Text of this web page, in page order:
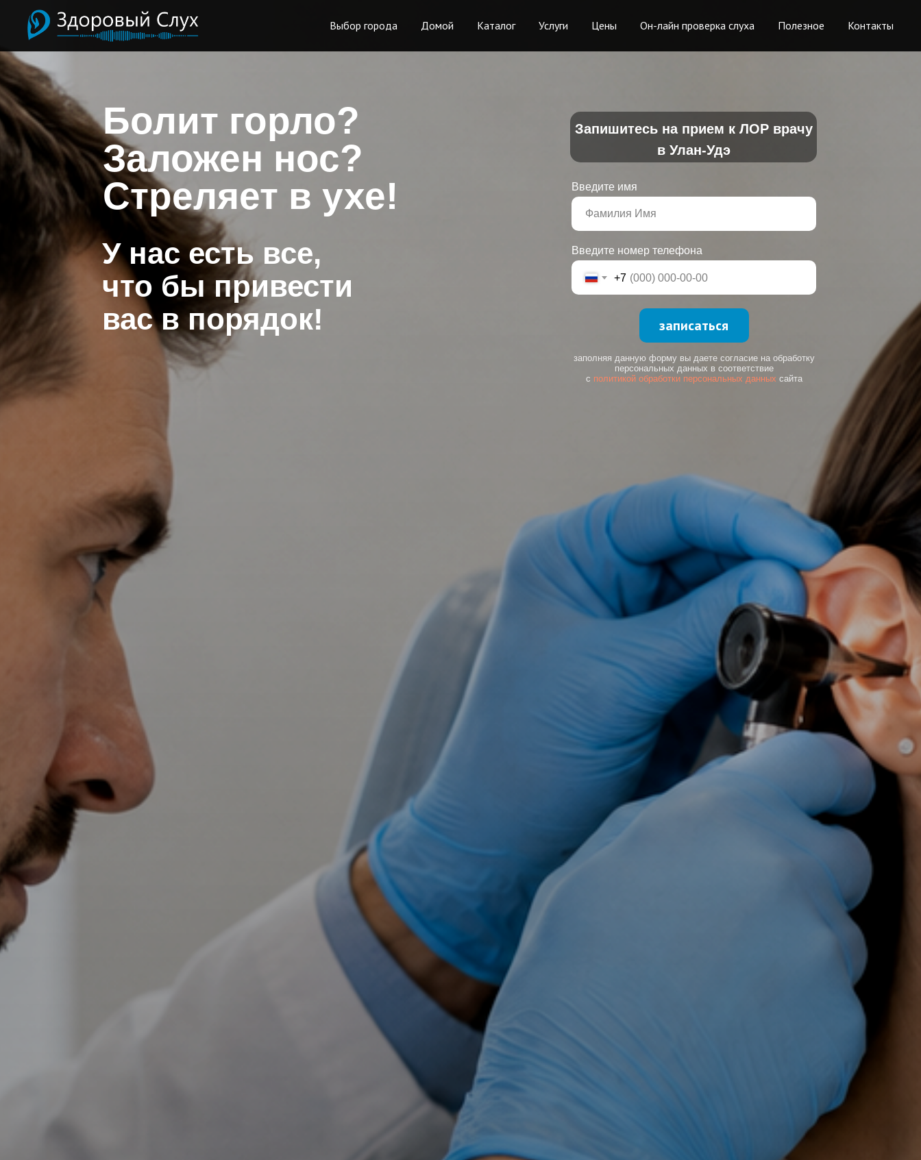
Выбор города Домой Каталог Услуги Цены Он-лайн проверка слуха Полезное Контакты
Болит горло?
Заложен нос?
Стреляет в ухе!
Введите имя
Введите номер телефона
+7
записаться
заполняя данную форму вы даете согласие на обработку
персональных данных в соответствие
с политикой обработки персональных данных сайта
Запишитесь на прием к ЛОР врачу
в Улан-Удэ
У нас есть все,
что бы привести
вас в порядок!